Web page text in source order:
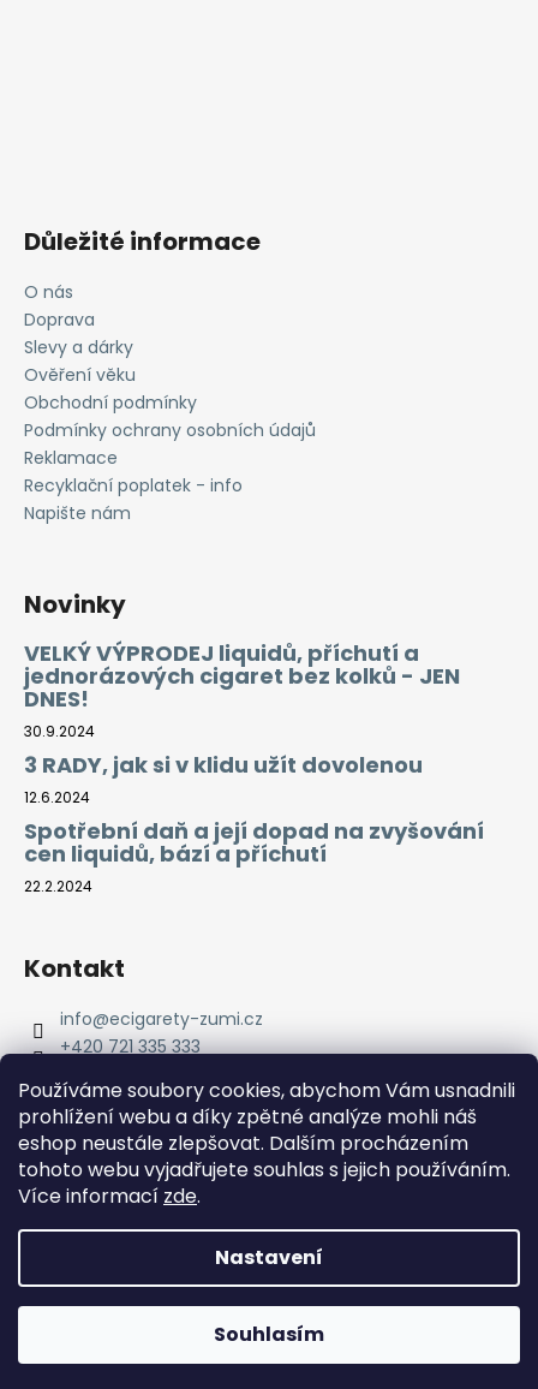
Používáme soubory cookies, abychom Vám usnadnili
prohlížení webu a díky zpětné analýze mohli náš
eshop neustále zlepšovat. Dalším procházením
tohoto webu vyjadřujete souhlas s jejich používáním.
Více informací zde.
Nastavení
Souhlasím
Doprava ZDARMA od 2000 Kč! Dárek k objednávce od 2500
Důležité informace
O nás
Doprava
Slevy a dárky
Ověření věku
Obchodní podmínky
Podmínky ochrany osobních údajů
Reklamace
Recyklační poplatek - info
Napište nám
Novinky
VELKÝ VÝPRODEJ liquidů, příchutí a
jednorázových cigaret bez kolků - JEN
DNES!
30.9.2024
3 RADY, jak si v klidu užít dovolenou
12.6.2024
Spotřební daň a její dopad na zvyšování
cen liquidů, bází a příchutí
22.2.2024
Kontakt
info@ecigarety-zumi.cz
+420 721 335 333
Copyright 2026eCigarety ZUMI. Všechna práva
vyhrazena.